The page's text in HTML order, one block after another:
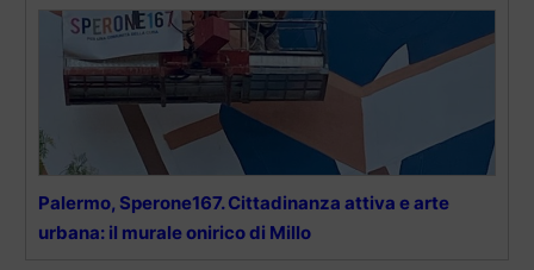
Palermo, Sperone167. Cittadinanza attiva e arte
urbana: il murale onirico di Millo